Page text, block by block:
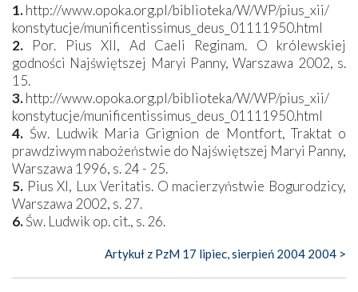
1.http://www.opoka.org.pl/biblioteka/W/WP/pius_xii/
konstytucje/munificentissimus_deus_01111950.html
2. Por. Pius XII, Ad Caeli Reginam. O królewskiej
godności Najświętszej Maryi Panny, Warszawa 2002, s.
15.
3.http://www.opoka.org.pl/biblioteka/W/WP/pius_xii/
konstytucje/munificentissimus_deus_01111950.html
4. Św. Ludwik Maria Grignion de Montfort, Traktat o
prawdziwym nabożeństwie do Najświętszej Maryi Panny,
Warszawa 1996, s. 24 - 25.
5. Pius XI, Lux Veritatis. O macierzyństwie Bogurodzicy,
Warszawa 2002, s. 27.
6.Św. Ludwik op. cit., s. 26.
Artykuł z PzM 17 lipiec, sierpień 2004 2004 >